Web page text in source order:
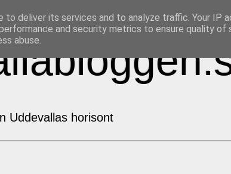
Uddevallas horisont
to deliver its services and to analyze traffic. Your IP
and security metrics to ensure quality of
abuse.